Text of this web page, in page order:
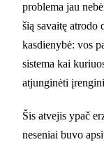
problema jau
šią savaitę atrodo
kasdienybė: vos
sistema kai
atjunginėti
Šis atvejis ypač
neseniai buvo